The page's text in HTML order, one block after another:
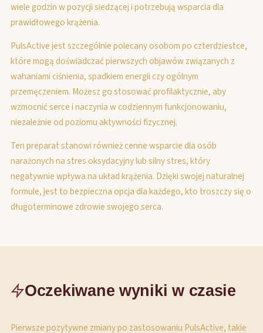
wiele godzin w pozycji siedzącej i potrzebują wsparcia dla
prawidłowego krążenia.
PulsActive jest szczególnie polecany osobom po czterdziestce,
które mogą doświadczać pierwszych objawów związanych z
wahaniami ciśnienia, spadkiem energii czy ogólnym
przemęczeniem. Możesz go stosować profilaktycznie, aby
wzmocnić serce i naczynia w codziennym funkcjonowaniu,
niezależnie od poziomu aktywności fizycznej.
Ten preparat stanowi również cenne wsparcie dla osób
narażonych na stres oksydacyjny lub silny stres, który
negatywnie wpływa na układ krążenia. Dzięki swojej naturalnej
formule, jest to bezpieczna opcja dla każdego, kto troszczy się o
długoterminowe zdrowie swojego serca.
Oczekiwane wyniki w czasie
Pierwsze pozytywne zmiany po zastosowaniu PulsActive, takie